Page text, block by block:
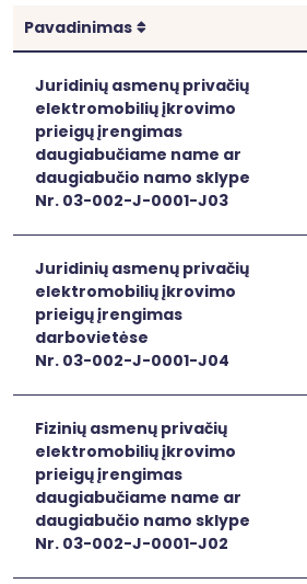
Pavadinimas Rikiuoti
Juridinių asmenų privačių
elektromobilių įkrovimo
prieigų įrengimas
daugiabučiame name ar
daugiabučio namo sklype
Nr. 03-002-J-0001-J03
Juridinių asmenų privačių
elektromobilių įkrovimo
prieigų įrengimas
darbovietėse
Nr. 03-002-J-0001-J04
Fizinių asmenų privačių
elektromobilių įkrovimo
prieigų įrengimas
daugiabučiame name ar
daugiabučio namo sklype
Nr. 03-002-J-0001-J02